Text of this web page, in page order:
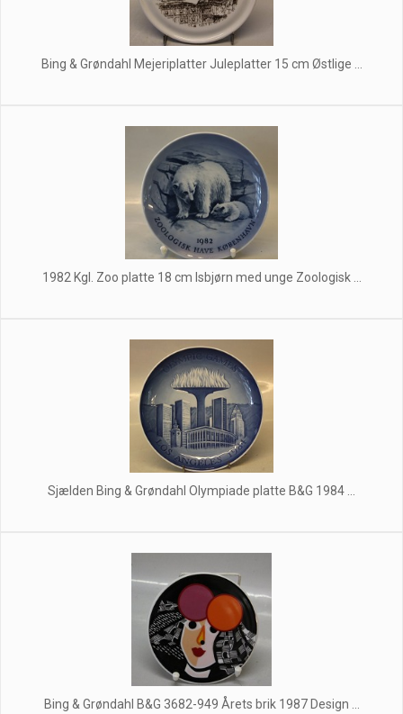
Bing & Grøndahl Mejeriplatter Juleplatter 15 cm Østlige ...
1982 Kgl. Zoo platte 18 cm Isbjørn med unge Zoologisk ...
Sjælden Bing & Grøndahl Olympiade platte B&G 1984 ...
Bing & Grøndahl B&G 3682-949 Årets brik 1987 Design ...